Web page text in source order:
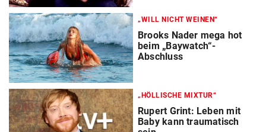
„WILL NICHT WEINEN“
Brooks Nader mega hot
beim „Baywatch“-
Abschluss
„HÖLLISCHE MIXTUR“
Rupert Grint: Leben mit
Baby kann traumatisch